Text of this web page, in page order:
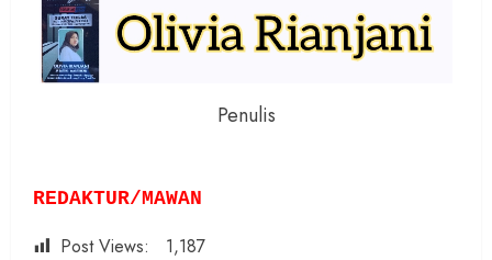
Penulis
REDAKTUR/MAWAN
Post Views:
1,187